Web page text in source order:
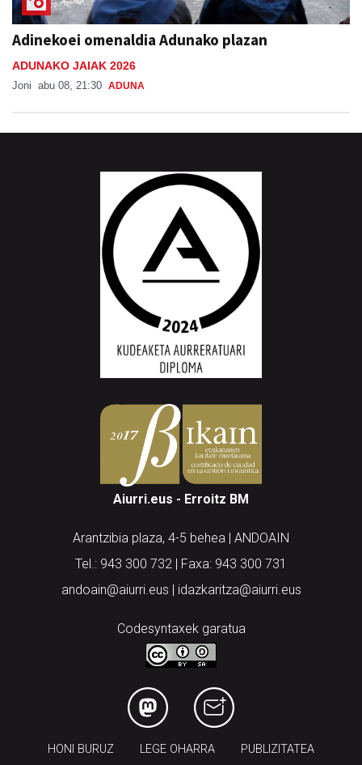
Adinekoei omenaldia Adunako plazan
ADUNAKO JAIAK 2026
Joni abu 08, 21:30 ADUNA
Aiurri.eus - Erroitz BM
Arantzibia plaza, 4-5 behea | ANDOAIN
Tel.: 943 300 732 | Faxa: 943 300 731
andoain@aiurri.eus | idazkaritza@aiurri.eus
Codesyntaxek garatua
HONI BURUZ LEGE OHARRA PUBLIZITATEA